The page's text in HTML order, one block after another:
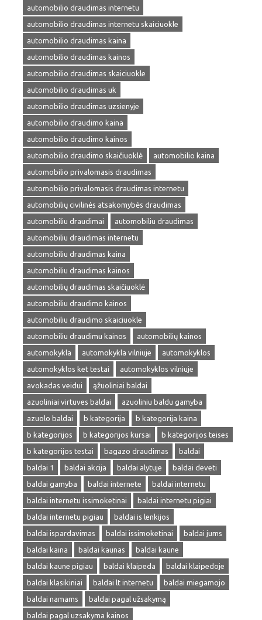
automobilio draudimas internetu
automobilio draudimas internetu skaiciuokle
automobilio draudimas kaina
automobilio draudimas kainos
automobilio draudimas skaiciuokle
automobilio draudimas uk
automobilio draudimas uzsienyje
automobilio draudimo kaina
automobilio draudimo kainos
automobilio draudimo skaičiuoklė
automobilio kaina
automobilio privalomasis draudimas
automobilio privalomasis draudimas internetu
automobilių civilinės atsakomybės draudimas
automobiliu draudimai
automobiliu draudimas
automobiliu draudimas internetu
automobiliu draudimas kaina
automobiliu draudimas kainos
automobilių draudimas skaičiuoklė
automobiliu draudimo kainos
automobiliu draudimo skaiciuokle
automobiliu draudimu kainos
automobilių kainos
automokykla
automokykla vilniuje
automokyklos
automokyklos ket testai
automokyklos vilniuje
avokadas veidui
ąžuoliniai baldai
azuoliniai virtuves baldai
azuoliniu baldu gamyba
azuolo baldai
b kategorija
b kategorija kaina
b kategorijos
b kategorijos kursai
b kategorijos teises
b kategorijos testai
bagazo draudimas
baldai
baldai 1
baldai akcija baldai alytuje
baldai deveti
baldai gamyba
baldai internete
baldai internetu
baldai internetu issimoketinai
baldai internetu pigiai
baldai internetu pigiau
baldai is lenkijos
baldai ispardavimas
baldai issimoketinai
baldai jums
baldai kaina
baldai kaunas
baldai kaune
baldai kaune pigiau
baldai klaipeda
baldai klaipedoje
baldai klasikiniai
baldai lt internetu
baldai miegamojo
baldai namams
baldai pagal užsakymą
baldai pagal uzsakyma kainos